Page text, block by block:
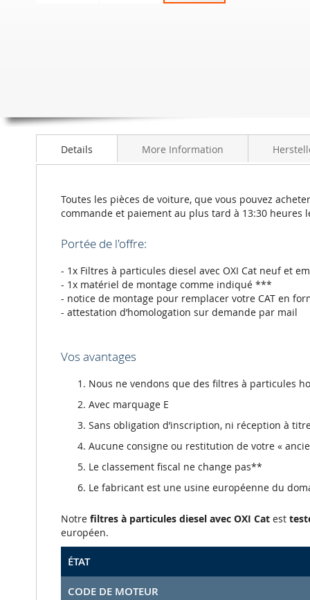
Details More Information
Toutes les pièces de voiture, que vous pouvez
commande et paiement au plus tard à 13:30 heures
Portée de l'offre:
- 1x Filtres à particules diesel avec OXI Cat neuf et
- 1x matériel de montage comme indiqué ***
- notice de montage pour remplacer votre CAT en
- attestation d’homologation sur demande par mail
Vos avantages
Nous ne vendons que des filtres à particules
Avec marquage E
Sans obligation d’inscription, ni réception à
Aucune consigne ou restitution de votre «
Le classement fiscal ne change pas**
Le fabricant est une usine européenne du
Notre filtres à particules diesel avec OXI Cat est
européen.
ÉTAT
CODE DE MOTEUR